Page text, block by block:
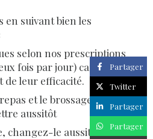
en suivant bien les
selon nos prescriptions
fois par jour) car ils
leur efficacité.
et le brossage des
aussitôt
changez-le aussitôt
Partager
Twitter
Partager
Partager